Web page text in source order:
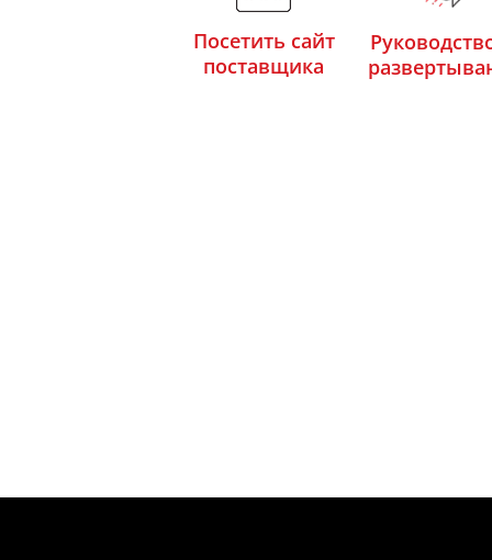
Посетить сайт
поставщика